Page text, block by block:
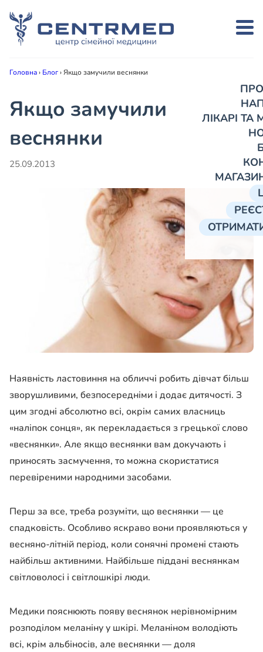
ЛІКАРІ
Головна› Блог›Якщо замучили веснянки
Якщо замучили
веснянки
25.09.2013
Наявність ластовиння на обличчі робить дівчат більш
зворушливими, безпосередніми і додає дитячості. З
цим згодні абсолютно всі, окрім самих власниць
«наліпок сонця», як перекладається з грецької слово
«веснянки». Але якщо веснянки вам докучають і
приносять засмучення, то можна скористатися
перевіреними народними засобами.
Перш за все, треба розуміти, що веснянки — це
спадковість. Особливо яскраво вони проявляються у
весняно-літній період, коли сонячні промені стають
найбільш активними. Найбільше піддані веснянкам
світловолосі і світлошкірі люди.
Медики пояснюють появу веснянок нерівномірним
розподілом меланіну у шкірі. Меланіном володіють
всі, крім альбіносів, але веснянки — доля